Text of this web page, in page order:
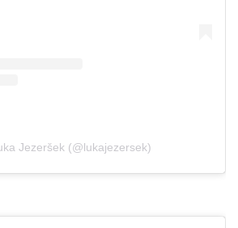
Jezeršek (@lukajezersek)